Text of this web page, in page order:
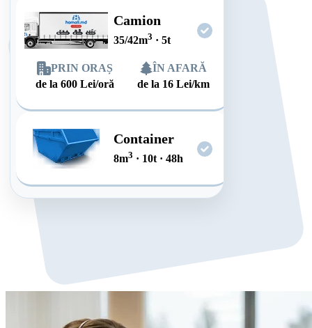
Camion
35/42m3 · 5t
PRIN ORAȘ
de la600 Lei/oră
ÎN AFARĂ
de la 16 Lei/km
Container
8m3 · 10t · 48h